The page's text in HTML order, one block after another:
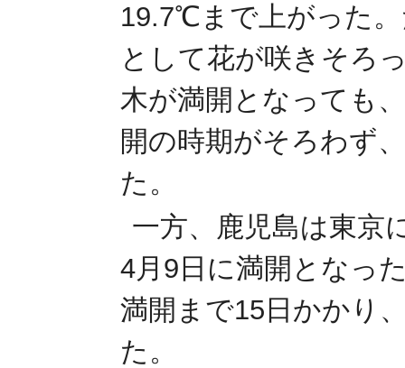
19.7℃まで上がった
として花が咲きそろ
木が満開となっても
開の時期がそろわず
た。
一方、鹿児島は東京
4月9日に満開となっ
満開まで15日かかり
た。